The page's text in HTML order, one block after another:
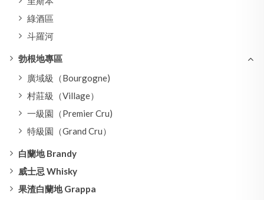
綠酒區
斗羅河
勃根地專區
廣域級（Bourgogne)
村莊級（Village）
一級園（Premier Cru)
特級園（Grand Cru）
白蘭地 Brandy
威士忌 Whisky
果渣白蘭地 Grappa